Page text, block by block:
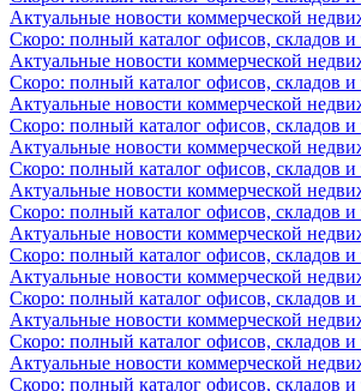
Актуальные новости коммерческой
Скоро: полный каталог офисов, складов
Актуальные новости коммерческой
Скоро: полный каталог офисов, складов
Актуальные новости коммерческой
Скоро: полный каталог офисов, складов
Актуальные новости коммерческой
Скоро: полный каталог офисов, складов
Актуальные новости коммерческой
Скоро: полный каталог офисов, складов
Актуальные новости коммерческой
Скоро: полный каталог офисов, складов
Актуальные новости коммерческой
Скоро: полный каталог офисов, складов
Актуальные новости коммерческой
Скоро: полный каталог офисов, складов
Актуальные новости коммерческой
Скоро: полный каталог офисов, складов